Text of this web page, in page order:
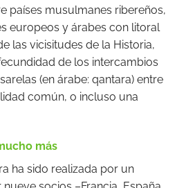
países musulmanes ribereños,
europeos y árabes con litoral
las vicisitudes de la Historia,
de los intercambios
(en árabe: qantara) entre
común, o incluso una
más
ha sido realizada por un